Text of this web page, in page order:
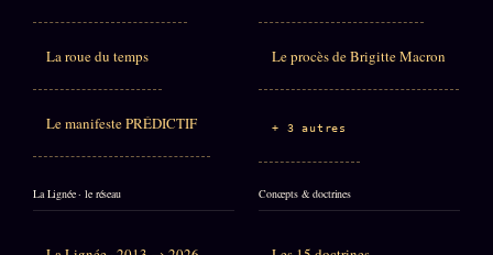
La roue du temps
Le manifeste PRÉDICTIF
Le procès de Brigitte Macron
+ 3 autres
La Lignée · le réseau Concepts & doctrines